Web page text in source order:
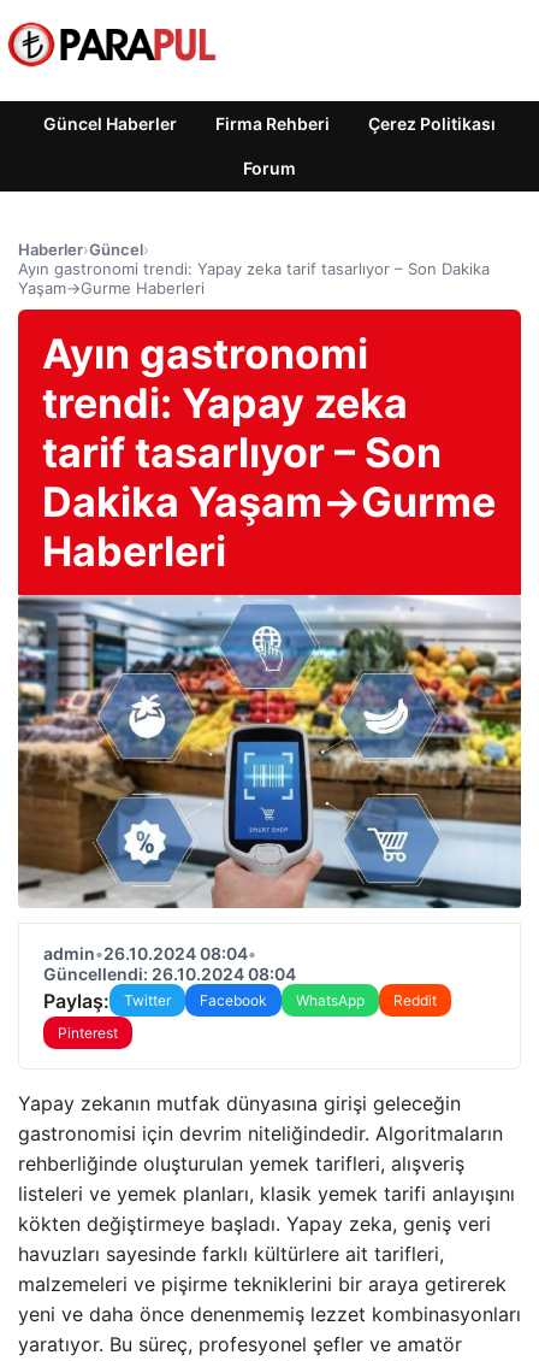
Güncel Haberler Firma Rehberi Çerez Politikası
Forum
Haberler›Güncel›
Ayın gastronomi trendi: Yapay zeka tarif tasarlıyor – Son Dakika
Yaşam->Gurme Haberleri
Ayın gastronomi
trendi: Yapay zeka
tarif tasarlıyor – Son
Dakika Yaşam->Gurme
Haberleri
admin•26.10.2024 08:04•
Güncellendi: 26.10.2024 08:04
Paylaş: Twitter Facebook WhatsApp
Reddit
Pinterest
Yapay zekanın mutfak dünyasına girişi geleceğin
gastronomisi için devrim niteliğindedir. Algoritmaların
rehberliğinde oluşturulan yemek tarifleri, alışveriş
listeleri ve yemek planları, klasik yemek tarifi anlayışını
kökten değiştirmeye başladı. Yapay zeka, geniş veri
havuzları sayesinde farklı kültürlere ait tarifleri,
malzemeleri ve pişirme tekniklerini bir araya getirerek
yeni ve daha önce denenmemiş lezzet kombinasyonları
yaratıyor. Bu süreç, profesyonel şefler ve amatör